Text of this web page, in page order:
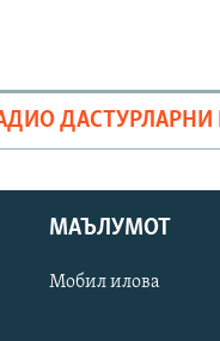
ДАСТУРЛАРНИ
МАЪЛУМОТ
Мобил илова